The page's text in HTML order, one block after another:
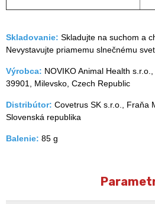
Skladovanie: Skladujte na suchom a
Nevystavujte priamemu slnečnému
Výrobca: NOVIKO Animal Health
39901, Milevsko, Czech Republic
Distribútor: Covetrus SK s.r.o., Fraňa
Slovenská republika
Balenie: 85 g